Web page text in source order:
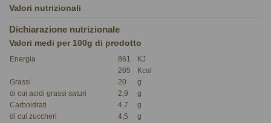
Valori nutrizionali
Dichiarazione nutrizionale
Valori medi per 100g di prodotto
Energia 861
KJ
205
Kcal
Grassi
20
g
di cui acidi grassi saturi
2,9
g
Carboidrati
4,7
g
di cui zuccheri
4,5
g